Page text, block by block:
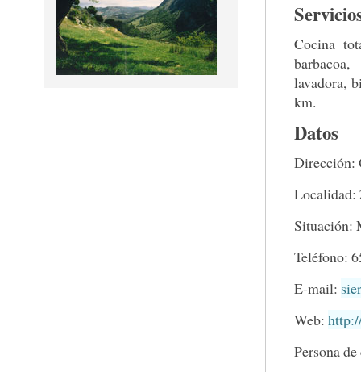
Cocina
lavadora,
km.
Datos
Dirección:
Situación:
Teléfono:
E-mail:
Web:
Persona